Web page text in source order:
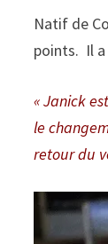
Natif de
points. Il a
« Janick
le
retour du